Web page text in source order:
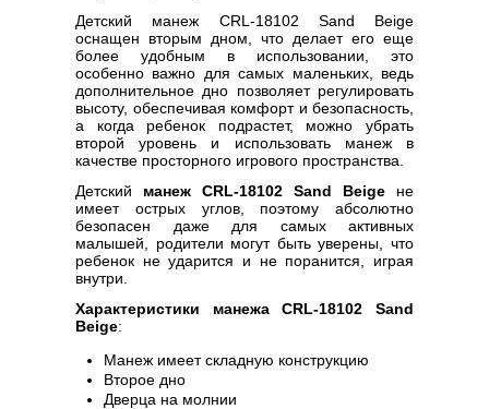
Детский манеж CRL-18102 Sand Beige
оснащен вторым дном, что делает его еще
более удобным в использовании, это
особенно важно для самых маленьких, ведь
дополнительное дно позволяет регулировать
высоту, обеспечивая комфорт и безопасность,
а когда ребенок подрастет, можно убрать
второй уровень и использовать манеж в
качестве просторного игрового пространства.
Детский манеж CRL-18102 Sand Beige не
имеет острых углов, поэтому абсолютно
безопасен даже для самых активных
малышей, родители могут быть уверены, что
ребенок не ударится и не поранится, играя
внутри.
Характеристики манежа CRL-18102 Sand
Beige:
Манеж имеет складную конструкцию
Второе дно
Дверца на молнии